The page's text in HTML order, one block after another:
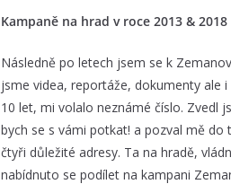
Kampaně na hrad v roce 2013 & 2018
Následně po letech jsem se k
jsme videa, reportáže, dokumenty ale
10 let, mi volalo neznámé číslo. Zvedl
bych se s vámi potkat! a pozval mě
čtyři důležité adresy. Ta na hradě,
nabídnuto se podílet na kampani